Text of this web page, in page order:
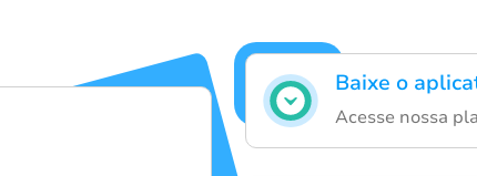
Baixe o
Acesse nossa